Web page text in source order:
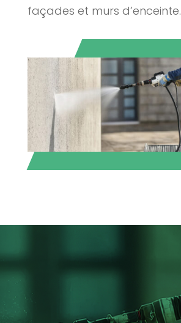
façades et murs d’enceinte.